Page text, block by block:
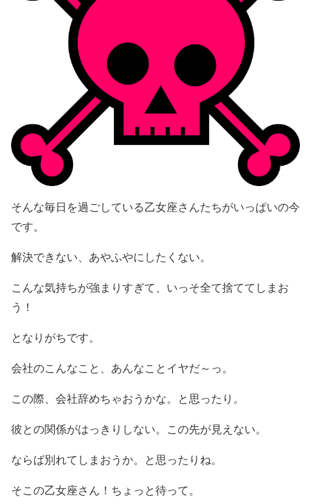
そんな毎日を過ごしている乙女座さんたちがいっぱいの今
です。
解決できない、あやふやにしたくない。
こんな気持ちが強まりすぎて、いっそ全て捨ててしまお
う！
となりがちです。
会社のこんなこと、あんなことイヤだ～っ。
この際、会社辞めちゃおうかな。と思ったり。
彼との関係がはっきりしない。この先が見えない。
ならば別れてしまおうか。と思ったりね。
そこの乙女座さん！ちょっと待って。